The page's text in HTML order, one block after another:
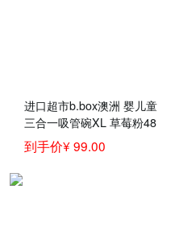
进口超市b.box澳洲 婴儿童
三合一吸管碗XL 草莓粉48
0ml（bbox辅食吸管碗宝宝
零食碗）
到手价¥ 99.00